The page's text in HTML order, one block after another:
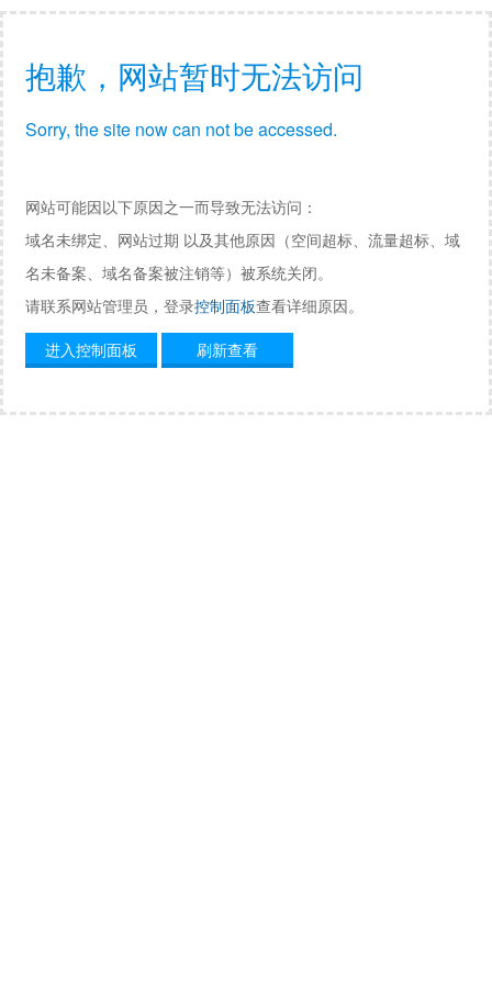
抱歉，网站暂时无法访问
Sorry, the site now can not be accessed.
网站可能因以下原因之一而导致无法访问：
域名未绑定、网站过期 以及其他原因（空间超标、流量超标、域
名未备案、域名备案被注销等）被系统关闭。
请联系网站管理员，登录控制面板查看详细原因。
进入控制面板
刷新查看